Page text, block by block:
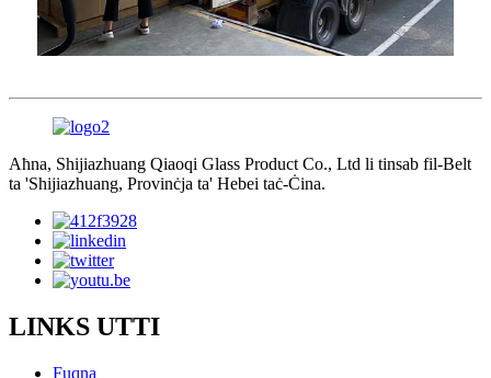
Aħna, Shijiazhuang Qiaoqi Glass Product Co., Ltd li tinsab fil-Belt
ta 'Shijiazhuang, Provinċja ta' Hebei taċ-Ċina.
LINKS UTTI
Fuqna